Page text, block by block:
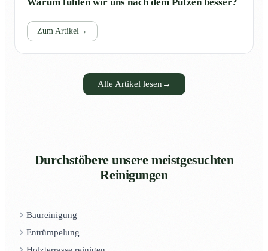
Zum Artikel →
Alle Artikel lesen →
Durchstöbere unsere meistgesuchten
Reinigungen
Baureinigung
Entrümpelung